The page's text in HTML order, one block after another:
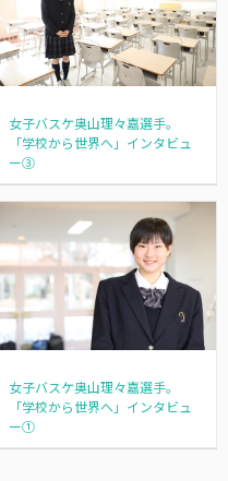
女子バスケ奥山理々嘉選手。
「学校から世界へ」インタビュ
ー③
女子バスケ奥山理々嘉選手。
「学校から世界へ」インタビュ
ー①